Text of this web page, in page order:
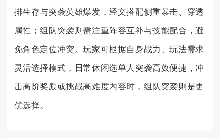
排生存与突袭英雄爆发，经文搭配侧重暴击、穿透
属性；组队突袭则需注重阵容互补与技能配合，避
免角色定位冲突。玩家可根据自身战力、玩法需求
灵活选择模式，日常休闲选单人突袭高效便捷，冲
击高阶奖励或挑战高难度内容时，组队突袭则是更
优选择。